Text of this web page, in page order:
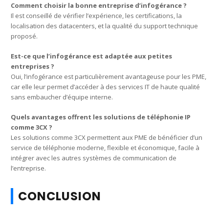
Comment choisir la bonne entreprise d’infogérance ?
Il est conseillé de vérifier l’expérience, les certifications, la
localisation des datacenters, et la qualité du support technique
proposé.
Est-ce que l’infogérance est adaptée aux petites
entreprises ?
Oui, l’infogérance est particulièrement avantageuse pour les PME,
car elle leur permet d’accéder à des services IT de haute qualité
sans embaucher d’équipe interne.
Quels avantages offrent les solutions de téléphonie IP
comme 3CX ?
Les solutions comme 3CX permettent aux PME de bénéficier d’un
service de téléphonie moderne, flexible et économique, facile à
intégrer avec les autres systèmes de communication de
l’entreprise.
CONCLUSION